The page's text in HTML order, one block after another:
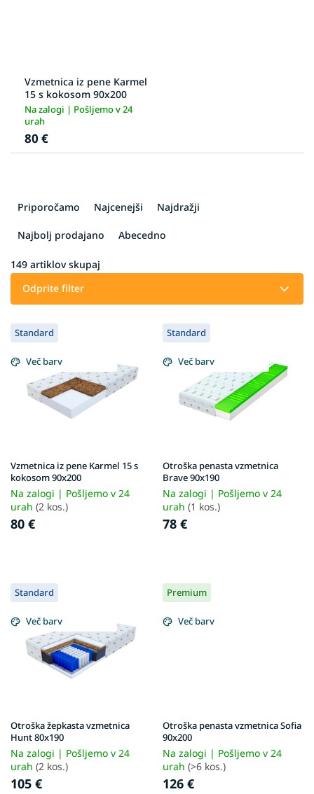
Vzmetnica iz pene Karmel
15 s kokosom 90x200
Na zalogi | Pošljemo v 24
urah
80 €
š
j
e
i
v
Priporočamo Najcenejši Najdražji
Najbolj prodajano Abecedno
149 artiklov skupaj
Odprite filter
L
i
s
t
d
u
c
t
s
Standard
Več barv
Vzmetnica iz pene Karmel 15 s
kokosom 90x200
Na zalogi | Pošljemo v 24
urah (2 kos.)
80 €
Standard
Več barv
Otroška penasta vzmetnica
Brave 90x190
Na zalogi | Pošljemo v 24
urah (1 kos.)
78 €
Standard
Več barv
Otroška žepkasta vzmetnica
Hunt 80x190
Na zalogi | Pošljemo v 24
urah (2 kos.)
105 €
Premium
Več barv
Otroška penasta vzmetnica Sofia
90x200
Na zalogi | Pošljemo v 24
urah (>6 kos.)
126 €